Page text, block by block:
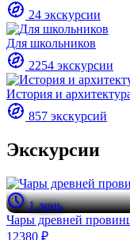
24 экскурсии
Для школьников
2254 экскурсии
История и
857 экскурсий
Экскурсии
1 день
Чары древней
12380 ₽